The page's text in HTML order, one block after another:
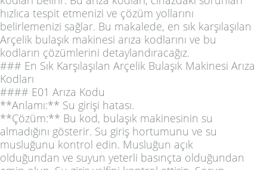
hızlıca tespit etmenizi ve çözüm yollarını
belirlemenizi sağlar. Bu makalede, en sık karşılaşılan
Arçelik bulaşık makinesi arıza kodlarını ve bu
kodların çözümlerini detaylandıracağız.
### En Sık Karşılaşılan Arçelik Bulaşık Makinesi Arıza
Kodları
#### E01 Arıza Kodu
**Anlamı:** Su girişi hatası.
**Çözüm:** Bu kod, bulaşık makinesinin su
almadığını gösterir. Su giriş hortumunu ve su
musluğunu kontrol edin. Musluğun açık
olduğundan ve suyun yeterli basınçta olduğundan